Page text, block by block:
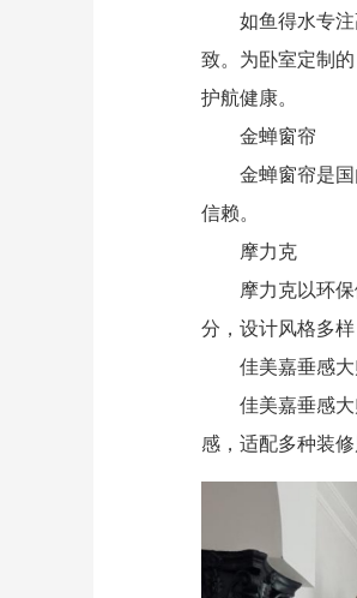
如鱼得水专注高
致。为卧室定制
护航健康。
金蝉窗帘
金蝉窗帘是国内
信赖。
摩力克
摩力克以环保健
分，设计风格多样
佳美嘉垂感大
佳美嘉垂感大师
感，适配多种装修